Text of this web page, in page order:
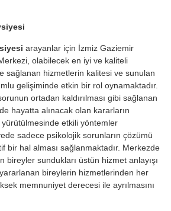
arayanlar için İzmiz Gaziemir
olabilecek en iyi ve kaliteli
sağlanan hizmetlerin kalitesi ve sunulan
gelişiminde etkin bir rol oynamaktadır.
ortadan kaldırılması gibi sağlanan
hayatta alınacak olan kararların
etkili yöntemler
sadece psikolojik sorunların çözümü
bir hal alması sağlanmaktadır. Merkezde
bireyler sundukları üstün hizmet anlayışı
bireylerin hizmetlerinden her
memnuniyet derecesi ile ayrılmasını